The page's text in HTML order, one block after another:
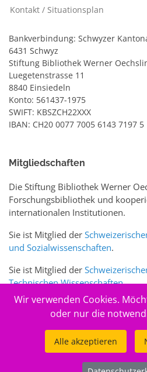
Kontakt / Situationsplan
Bankverbindung: Schwyzer
6431 Schwyz
Stiftung Bibliothek Werner
Luegetenstrasse 11
8840 Einsiedeln
Konto: 561437-1975
SWIFT: KBSZCH22XXX
IBAN: CH20 0077 7005 6143 7197 5
Mitgliedschaften
Die Stiftung Bibliothek Werner
Forschungsbibliothek und
internationalen Institutionen.
Sie ist Mitglied der
und Sozialwissenschaften.
Sie ist Mitglied der
Technischen Wissenschaften.
Sie ist zudem Mitglied des
Wir verwenden Cookies.
oder nur die
Alle akzeptieren